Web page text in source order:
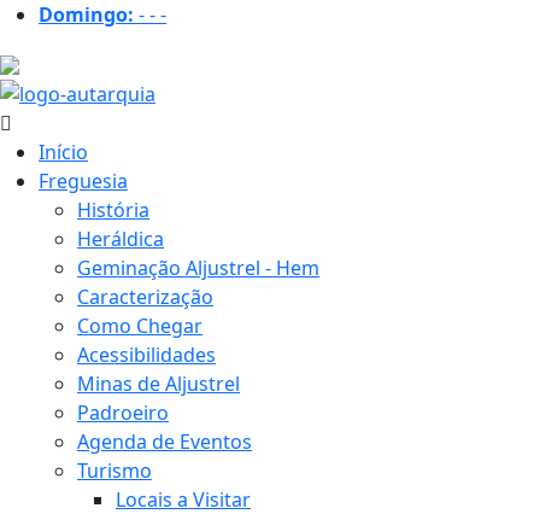
Domingo: ---
Início
Freguesia
História
Heráldica
Geminação Aljustrel - Hem
Caracterização
Como Chegar
Acessibilidades
Minas de Aljustrel
Padroeiro
Agenda de Eventos
Turismo
Locais a Visitar